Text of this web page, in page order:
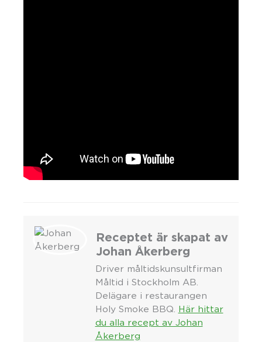
Receptet är skapat av
Johan Åkerberg
Driver måltidskunsultfirman
Måltid i Stockholm AB.
Delägare i restaurangen
Holy Smoke BBQ. Här hittar
du alla recept av Johan
Åkerberg